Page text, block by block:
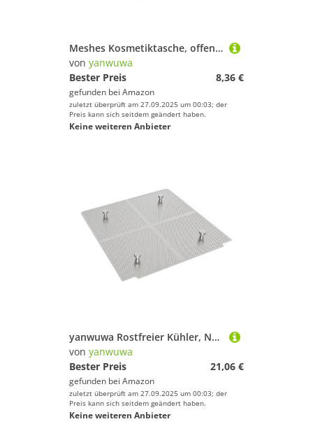
Meshes Kosmetiktasche, offene Tasche, Make-up, Kulturbeutel, Kosmetik, Hautpflegeprodukte, Reiseorganisation, Aufbewahrungsfach, Kulturbeutel, Schwarz , D
von yanwuwa
Bester Preis
8,36 €
gefunden bei Amazon
zuletzt überprüft am 27.09.2025 um 00:03; der
Preis kann sich seitdem geändert haben.
Keine weiteren Anbieter
yanwuwa Rostfreier Kühler, Netzfilter, Edelstahl-Chassis-Sieb, Wasserkühler, Filter für 3 Gallonen-Getränkespender verhindert Verstopfung des Wasserauslasses
von yanwuwa
Bester Preis
21,06 €
gefunden bei Amazon
zuletzt überprüft am 27.09.2025 um 00:03; der
Preis kann sich seitdem geändert haben.
Keine weiteren Anbieter